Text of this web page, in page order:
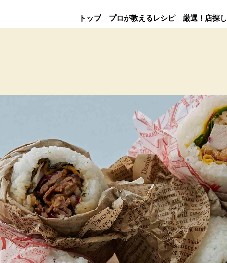
トップ プロが教えるレシピ 厳選！店探し